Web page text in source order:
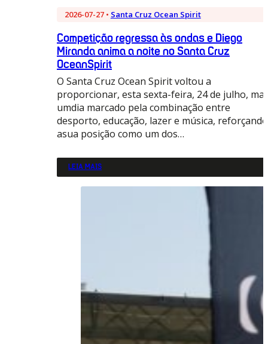
2026-07-27 • Santa Cruz Ocean Spirit
Competição regressa às ondas e Diego
Miranda anima a noite no Santa Cruz
OceanSpirit
O Santa Cruz Ocean Spirit voltou a
proporcionar, esta sexta-feira, 24 de julho,
umdia marcado pela combinação entre
desporto, educação, lazer e música, reforçando
asua posição como um dos…
LEIA MAIS